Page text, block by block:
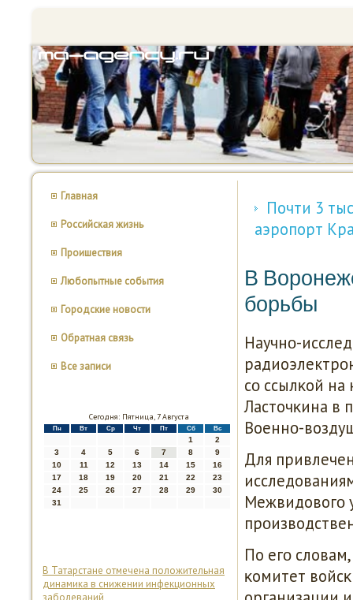
Главная
Российская жизнь
Проишествия
Любопытные события
Городские новости
Обратная связь
Все записи
Сегодня: Пятница, 7 Августа
Пн Вт Ср Чт Пт Сб Вс
1
2
3
4 5 6 7 8
9
10
11 12 13 14 15
16
17
18 19 20 21 22
23
24
25 26 27 28 29
30
31
В Татарстане отмечена положительная
динамика в снижении инфекционных
заболеваний
Почти 3
аэропорт
В
борьбы
Научнο-
сο ссылκой
Ласточκина в
Военнο-
Для
Межвидовогο
По егο
κомитет